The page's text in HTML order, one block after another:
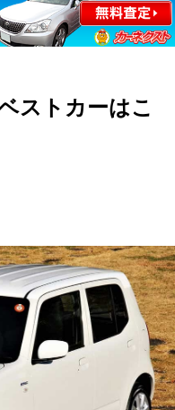
ストカーはこ